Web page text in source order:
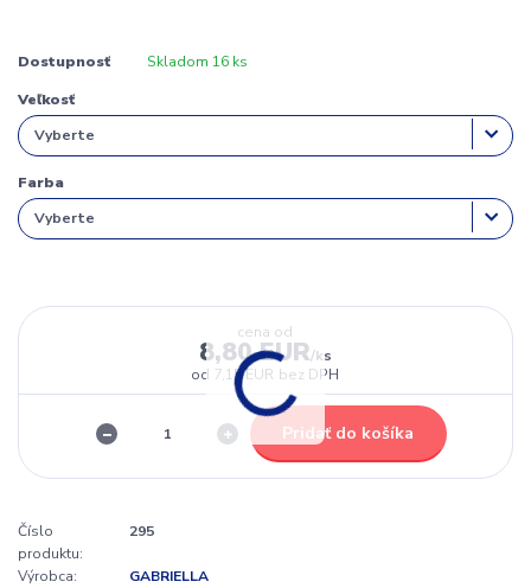
Dostupnosť Skladom 16 ks
Veľkosť
Farba
cena od
8,80 EUR/ks
od 7,15 EUR bez DPH
Pridať do košíka
Číslo
produktu:
295
Výrobca: GABRIELLA